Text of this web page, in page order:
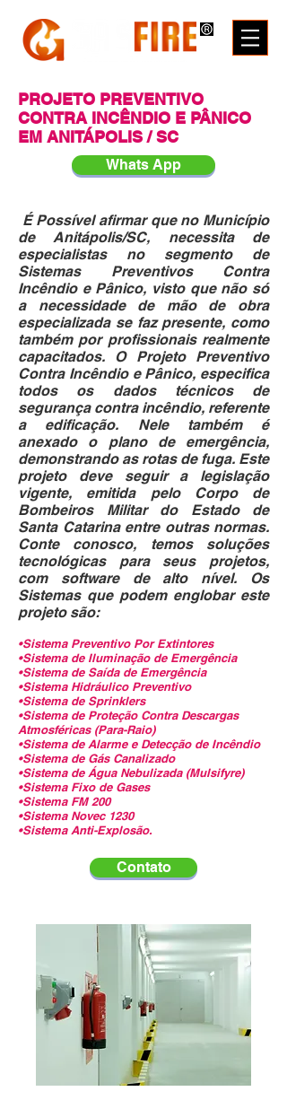
PROJETO PREVENTIVO
CONTRA INCÊNDIO E PÂNICO
EM ANITÁPOLIS / SC
Whats App
É Possível afirmar que no Município
de Anitápolis/SC, necessita de
especialistas no segmento de
Sistemas Preventivos Contra
Incêndio e Pânico, visto que não só
a necessidade de mão de obra
especializada se faz presente, como
também por profissionais realmente
capacitados. O Projeto Preventivo
Contra Incêndio e Pânico, especifica
todos os dados técnicos de
segurança contra incêndio, referente
a edificação. Nele também é
anexado o plano de emergência,
demonstrando as rotas de fuga. Este
projeto deve seguir a legislação
vigente, emitida pelo Corpo de
Bombeiros Militar do Estado de
Santa Catarina entre outras normas.
Conte conosco, temos soluções
tecnológicas para seus projetos,
com software de alto nível. Os
Sistemas que podem englobar este
projeto são:
•Sistema Preventivo Por Extintores
•Sistema de Iluminação de Emergência
•Sistema de Saída de Emergência
•Sistema Hidráulico Preventivo
•Sistema de Sprinklers
•Sistema de Proteção Contra Descargas
Atmosféricas (Para-Raio)
•Sistema de Alarme e Detecção de Incêndio
•Sistema de Gás Canalizado
•Sistema de Água Nebulizada (Mulsifyre)
•Sistema Fixo de Gases
•Sistema FM 200
•Sistema Novec 1230
•Sistema Anti-Explosão.
Contato